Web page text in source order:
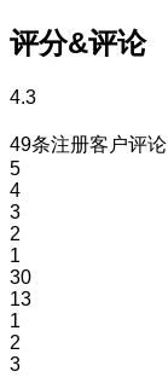
评分&评论
4.3
49条注册客户评论
5
4
3
2
1
30
13
1
2
3